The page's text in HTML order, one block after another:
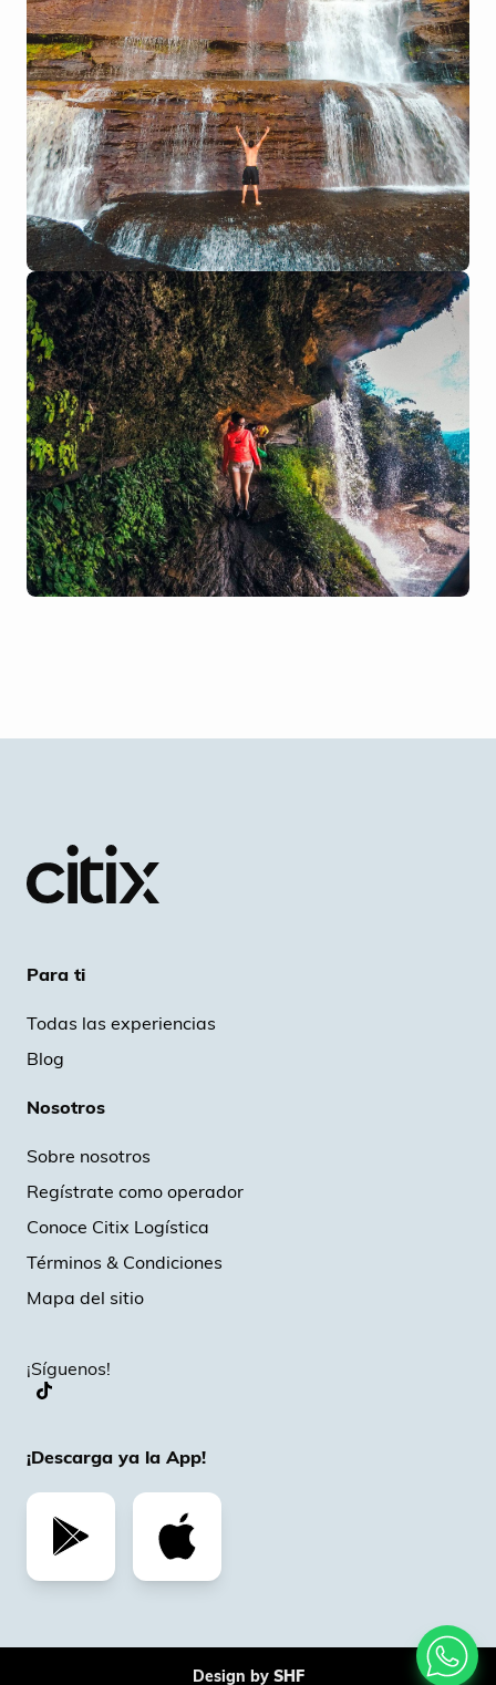
Para ti
Todas las experiencias
Blog
Nosotros
Sobre nosotros
Regístrate como operador
Conoce Citix Logística
Términos & Condiciones
Mapa del sitio
¡Síguenos!
¡Descarga ya la App!
Design by SHF